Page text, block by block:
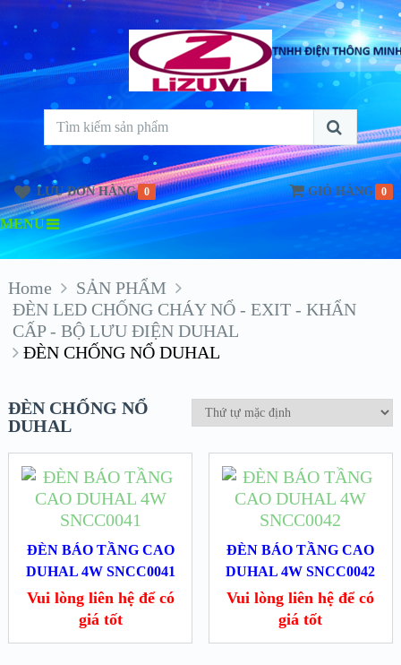
LƯU ĐƠN HÀNG 0 GIỎ HÀNG 0
MENU
Home
SẢN PHẨM
ĐÈN LED CHỐNG CHÁY NỔ - EXIT - KHẨN
CẤP - BỘ LƯU ĐIỆN DUHAL
ĐÈN CHỐNG NỔ DUHAL
ĐÈN CHỐNG NỔ
DUHAL
ĐÈN BÁO TẦNG CAO
DUHAL 4W SNCC0041
Vui lòng liên hệ để có
giá tốt
ĐÈN BÁO TẦNG CAO
DUHAL 4W SNCC0042
Vui lòng liên hệ để có
giá tốt